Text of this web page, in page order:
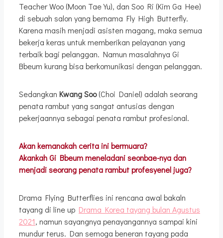
Teacher Woo (Moon Tae Yu), dan Soo Ri (Kim Ga Hee)
di sebuah salon yang bernama Fly High Butterfly.
Karena masih menjadi asisten magang, maka semua
bekerja keras untuk memberikan pelayanan yang
terbaik bagi pelanggan. Namun masalahnya Gi
Bbeum kurang bisa berkomunikasi dengan pelanggan.
Sedangkan Kwang Soo(Choi Daniel) adalah seorang
penata rambut yang sangat antusias dengan
pekerjaannya sebagai penata rambut profesional.
Akan kemanakah cerita ini bermuara?
Akankah Gi Bbeum meneladani seonbae-nya dan
menjadi seorang penata rambut profesyenel juga?
Drama Flying Butterflies ini rencana awal bakaln
tayang di line up Drama Korea tayang bulan Agustus
2021, namun sayangnya penayangannya sampai kini
mundur terus. Dan semoga beneran tayang pada